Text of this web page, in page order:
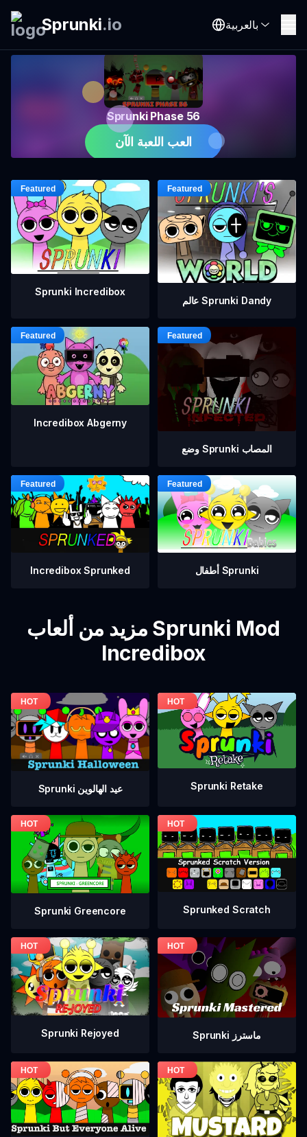
Sprunki.io بالعربية
Sprunki Phase 56
العب اللعبة الآن
Sprunki Incredibox
عالم Sprunki Dandy
Incredibox Abgerny
وضع Sprunki المصاب
Incredibox Sprunked أطفال Sprunki
مزيد من ألعاب Sprunki Mod
Incredibox
Sprunki عيد الهالوين Sprunki Retake
Sprunki Greencore Sprunked Scratch
Sprunki Rejoyed Sprunki ماسترز